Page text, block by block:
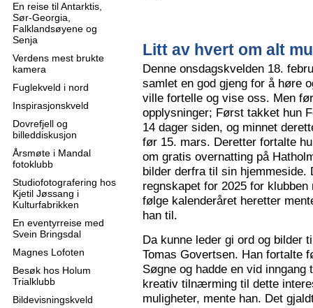
En reise til Antarktis,
Sør-Georgia,
Falklandsøyene og
Senja
Verdens mest brukte
kamera
Fuglekveld i nord
Inspirasjonskveld
Dovrefjell og
billeddiskusjon
Årsmøte i Mandal
fotoklubb
Studiofotografering hos
Kjetil Jøssang i
Kulturfabrikken
En eventyrreise med
Svein Bringsdal
Magnes Lofoten
Besøk hos Holum
Trialklubb
Bildevisningskveld
Litt av hvert om alt
Denne onsdagskvelden 18.
samlet en god gjeng for å høre
ville fortelle og vise oss. Men
opplysninger; Først takket hun
14 dager siden, og minnet
før 15. mars. Deretter fortalte
om gratis overnatting på
bilder derfra til sin hjemmeside.
regnskapet for 2025 for
følge kalenderåret heretter
han til.
Da kunne leder gi ord og bilder
Tomas Govertsen. Han fortalte
Søgne og hadde en vid
kreativ tilnærming til dette
muligheter, mente han. Det